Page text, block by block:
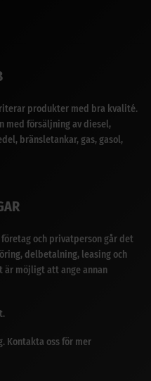
produkter med bra kvalité.
med försäljning av diesel,
bränsletankar, gas, gasol,
och privatperson går det
delbetalning, leasing och
är möjligt att ange annan
Kontakta oss för mer